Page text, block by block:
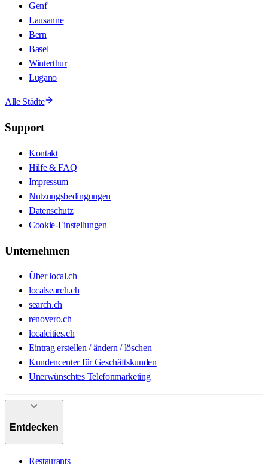
Genf
Lausanne
Bern
Basel
Winterthur
Lugano
Alle Städte
Support
Kontakt
Hilfe & FAQ
Impressum
Nutzungsbedingungen
Datenschutz
Cookie-Einstellungen
Unternehmen
Über local.ch
localsearch.ch
search.ch
renovero.ch
localcities.ch
Eintrag erstellen / ändern / löschen
Kundencenter für Geschäftskunden
Unerwünschtes Telefonmarketing
Entdecken
Restaurants